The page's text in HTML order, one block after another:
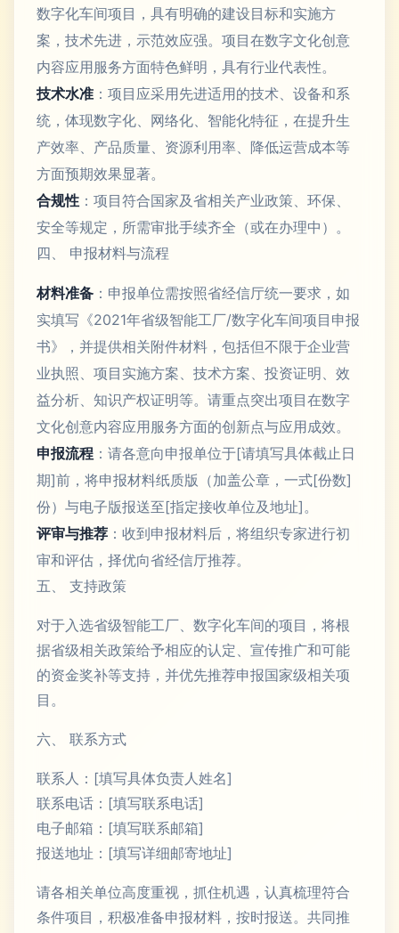
数字化车间项目，具有明确的建设目标和实施方
案，技术先进，示范效应强。项目在数字文化创意
内容应用服务方面特色鲜明，具有行业代表性。
技术水准 ：项目应采用先进适用的技术、设备和系
统，体现数字化、网络化、智能化特征，在提升生
产效率、产品质量、资源利用率、降低运营成本等
方面预期效果显著。
合规性 ：项目符合国家及省相关产业政策、环保、
安全等规定，所需审批手续齐全（或在办理中）。
四、 申报材料与流程
材料准备 ：申报单位需按照省经信厅统一要求，如
实填写《2021年省级智能工厂/数字化车间项目申报
书》，并提供相关附件材料，包括但不限于企业营
业执照、项目实施方案、技术方案、投资证明、效
益分析、知识产权证明等。请重点突出项目在数字
文化创意内容应用服务方面的创新点与应用成效。
申报流程 ：请各意向申报单位于[请填写具体截止日
期]前，将申报材料纸质版（加盖公章，一式[份数]
份）与电子版报送至[指定接收单位及地址]。
评审与推荐 ：收到申报材料后，将组织专家进行初
审和评估，择优向省经信厅推荐。
五、 支持政策
对于入选省级智能工厂、数字化车间的项目，将根
据省级相关政策给予相应的认定、宣传推广和可能
的资金奖补等支持，并优先推荐申报国家级相关项
目。
六、 联系方式
联系人：[填写具体负责人姓名]
联系电话：[填写联系电话]
电子邮箱：[填写联系邮箱]
报送地址：[填写详细邮寄地址]
请各相关单位高度重视，抓住机遇，认真梳理符合
条件项目，积极准备申报材料，按时报送。共同推